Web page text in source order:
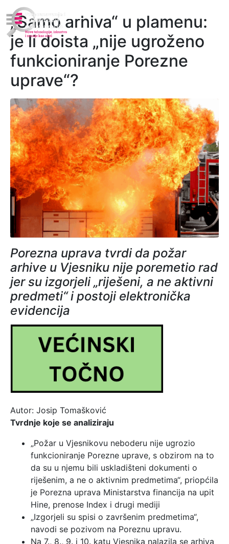
„Samo arhiva“ u plamenu:
je li doista „nije ugroženo
funkcioniranje Porezne
uprave“?
Porezna uprava tvrdi da požar
arhive u Vjesniku nije poremetio rad
jer su izgorjeli „riješeni, a ne aktivni
predmeti“ i postoji elektronička
evidencija
Autor: Josip Tomašković
Tvrdnje koje se analiziraju
„Požar u Vjesnikovu neboderu nije ugrozio
funkcioniranje Porezne uprave, s obzirom na to
da su u njemu bili uskladišteni dokumenti o
riješenim, a ne o aktivnim predmetima“, priopćila
je Porezna uprava Ministarstva financija na upit
Hine, prenose Index i drugi mediji
„Izgorjeli su spisi o završenim predmetima“,
navodi se pozivom na Poreznu upravu.
Na 7., 8., 9. i 10. katu Vjesnika nalazila se arhiva